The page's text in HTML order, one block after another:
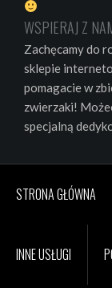
WSPIERAJ Z
Zachęcamy do
sklepie
pomagacie w
zwierzaki!
specjalną
STRONA GŁÓWNA
INNE USŁUGI